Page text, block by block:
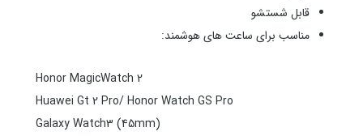
قابل شستشو
مناسب برای ساعت های هوشمند:
Honor MagicWatch 2
Huawei Gt 2 Pro/ Honor Watch GS Pro
Galaxy Watch3 (45mm)